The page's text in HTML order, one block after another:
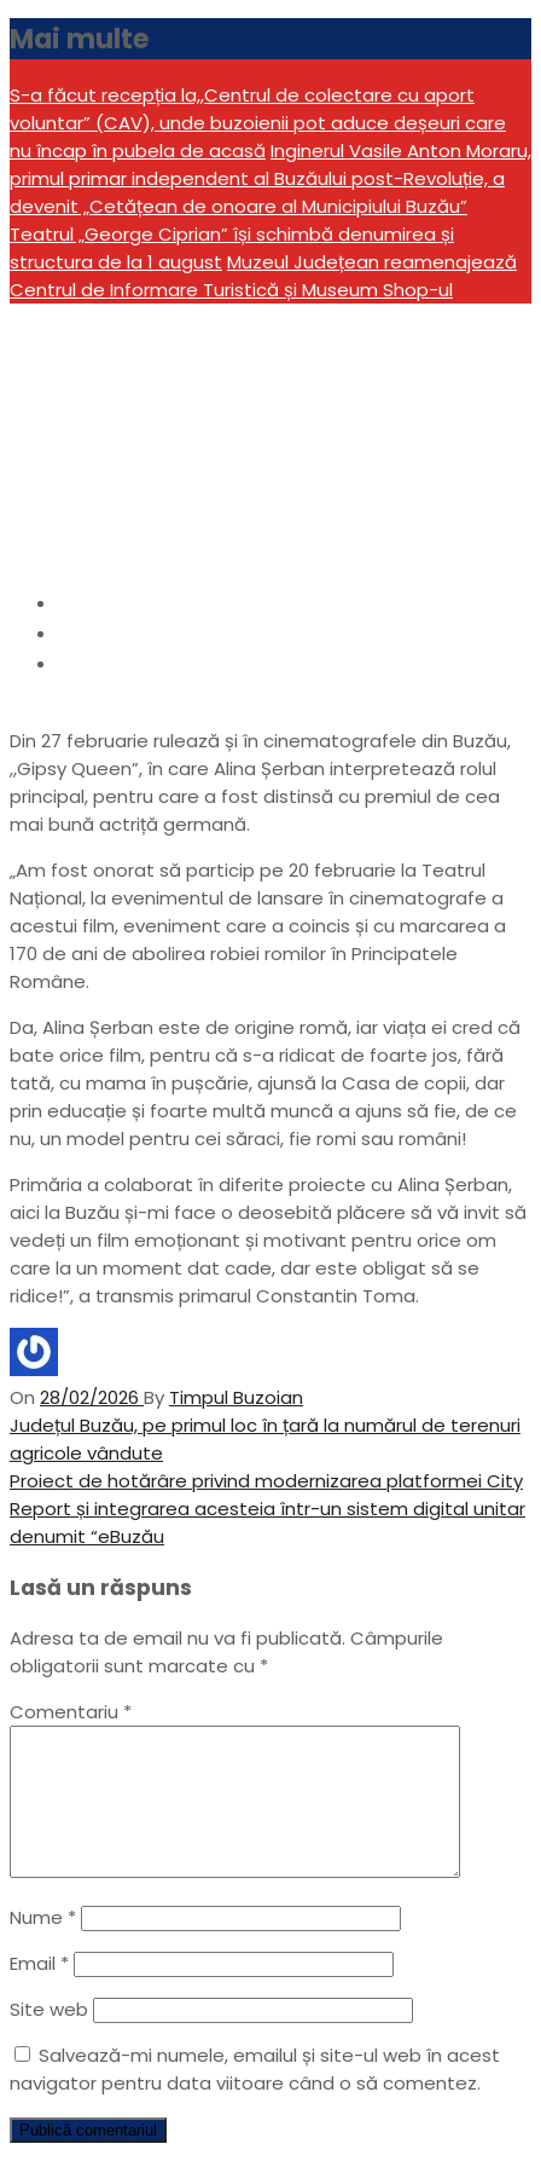
Mai multe
S-a făcut recepția la,,Centrul de colectare cu aport
voluntar” (CAV), unde buzoienii pot aduce deșeuri care
nu încap în pubela de acasă Inginerul Vasile Anton Moraru,
primul primar independent al Buzăului post-Revoluție, a
devenit „Cetățean de onoare al Municipiului Buzău”
Teatrul „George Ciprian” își schimbă denumirea și
structura de la 1 august Muzeul Județean reamenajează
Centrul de Informare Turistică și Museum Shop-ul
Din 27 februarie rulează și în cinematografele din Buzău,
,,Gipsy Queen”, în care Alina Șerban interpretează rolul
principal, pentru care a fost distinsă cu premiul de cea
mai bună actriță germană.
„Am fost onorat să particip pe 20 februarie la Teatrul
Național, la evenimentul de lansare în cinematografe a
acestui film, eveniment care a coincis și cu marcarea a
170 de ani de abolirea robiei romilor în Principatele
Române.
Da, Alina Șerban este de origine romă, iar viața ei cred că
bate orice film, pentru că s-a ridicat de foarte jos, fără
tată, cu mama în pușcărie, ajunsă la Casa de copii, dar
prin educație și foarte multă muncă a ajuns să fie, de ce
nu, un model pentru cei săraci, fie romi sau români!
Primăria a colaborat în diferite proiecte cu Alina Șerban,
aici la Buzău și-mi face o deosebită plăcere să vă invit să
vedeți un film emoționant și motivant pentru orice om
care la un moment dat cade, dar este obligat să se
ridice!”, a transmis primarul Constantin Toma.
On 28/02/2026 By Timpul Buzoian
Navigare
în
articole
Previous
Post
Județul Buzău, pe primul loc în țară la numărul de terenuri
agricole vândute
Next
Post
Proiect de hotărâre privind modernizarea platformei City
Report și integrarea acesteia într-un sistem digital unitar
denumit “eBuzău
Lasă un răspuns
Adresa ta de email nu va fi publicată. Câmpurile
obligatorii sunt marcate cu *
Comentariu *
Nume *
Email *
Site web
Salvează-mi numele, emailul și site-ul web în acest
navigator pentru data viitoare când o să comentez.